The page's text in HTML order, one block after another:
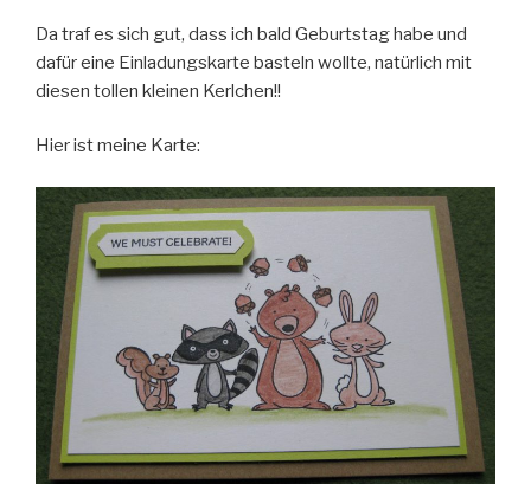
Da traf es sich gut, dass ich bald Geburtstag habe und
dafür eine Einladungskarte basteln wollte, natürlich mit
diesen tollen kleinen Kerlchen!!
Hier ist meine Karte: